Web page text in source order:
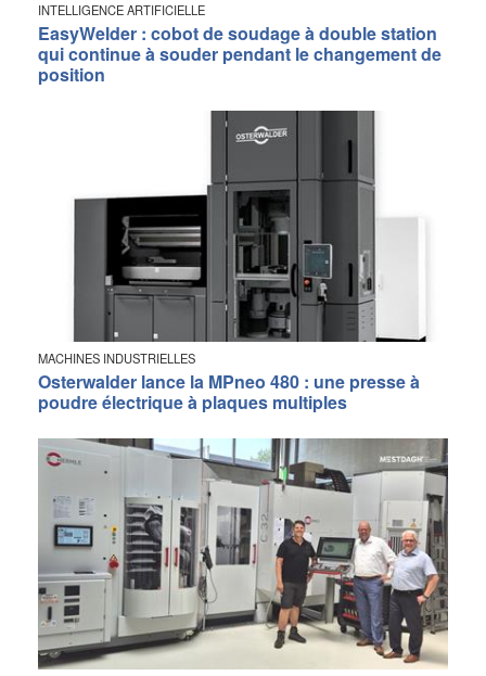
INTELLIGENCE ARTIFICIELLE
EasyWelder : cobot de soudage à double station
qui continue à souder pendant le changement de
position
MACHINES INDUSTRIELLES
Osterwalder lance la MPneo 480 : une presse à
poudre électrique à plaques multiples